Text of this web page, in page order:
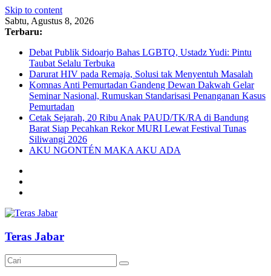
Skip to content
Sabtu, Agustus 8, 2026
Terbaru:
Debat Publik Sidoarjo Bahas LGBTQ, Ustadz Yudi: Pintu
Taubat Selalu Terbuka
Darurat HIV pada Remaja, Solusi tak Menyentuh Masalah
Komnas Anti Pemurtadan Gandeng Dewan Dakwah Gelar
Seminar Nasional, Rumuskan Standarisasi Penanganan Kasus
Pemurtadan
Cetak Sejarah, 20 Ribu Anak PAUD/TK/RA di Bandung
Barat Siap Pecahkan Rekor MURI Lewat Festival Tunas
Siliwangi 2026
AKU NGONTÉN MAKA AKU ADA
Teras Jabar